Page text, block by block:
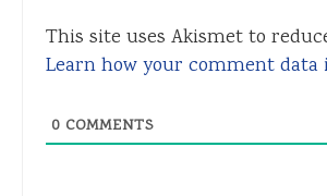
This site uses Akismet to
Learn how your comment data
0 COMMENTS